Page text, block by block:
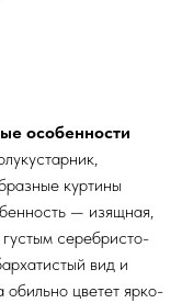
особенности
куртины
— изящная,
густым серебристо-
вид и
обильно цветет ярко-